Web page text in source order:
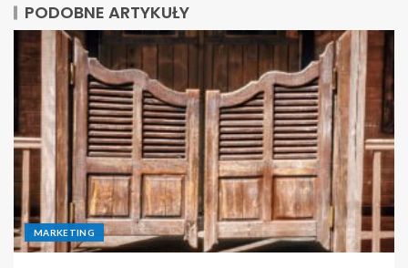
PODOBNE ARTYKUŁY
MARKETING